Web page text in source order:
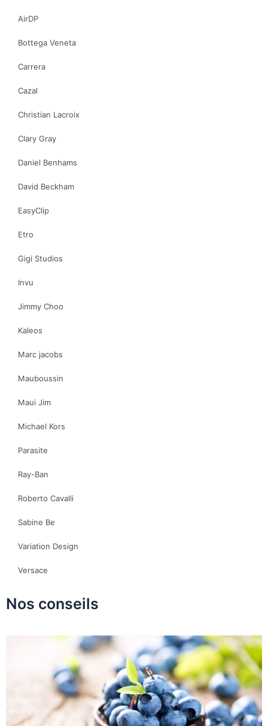
AirDP
Bottega Veneta
Carrera
Cazal
Christian Lacroix
Clary Gray
Daniel Benhams
David Beckham
EasyClip
Etro
Gigi Studios
Invu
Jimmy Choo
Kaleos
Marc jacobs
Mauboussin
Maui Jim
Michael Kors
Parasite
Ray-Ban
Roberto Cavalli
Sabine Be
Variation Design
Versace
Nos conseils